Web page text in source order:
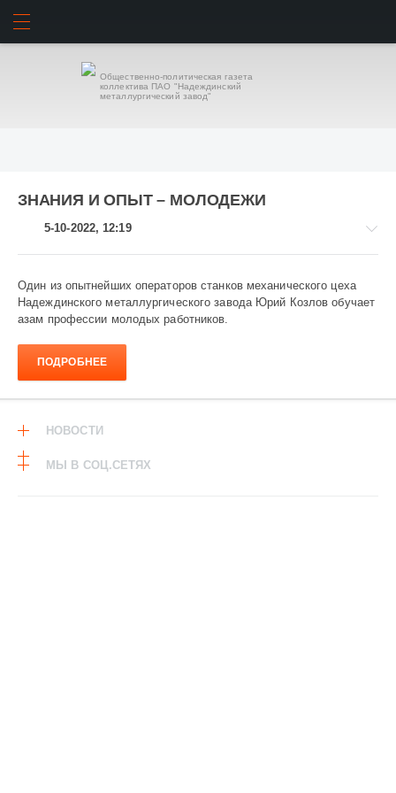
Общественно-политическая газета
коллектива ПАО "Надеждинский
металлургический завод"
ЗНАНИЯ И ОПЫТ – МОЛОДЕЖИ
5-10-2022, 12:19
Завод
и
заводчане
858
Один из опытнейших операторов станков механического цеха
Надеждинского металлургического завода Юрий Козлов обучает
азам профессии молодых работников.
ПОДРОБНЕЕ
НОВОСТИ
МЫ В СОЦ.СЕТЯХ